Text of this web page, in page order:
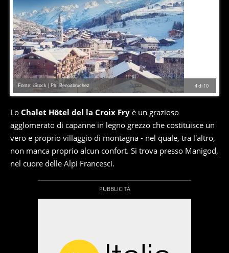
4di 10
Fonte: iStock | Ph. Benoitbruchez
Lo Chalet Hôtel del la Croix Fry è un grazioso
agglomerato di capanne in legno grezzo che costituisce un
vero e proprio villaggio di montagna - nel quale, tra l'altro,
non manca proprio alcun confort. Si trova presso Manigod,
nel cuore delle Alpi Francesci.